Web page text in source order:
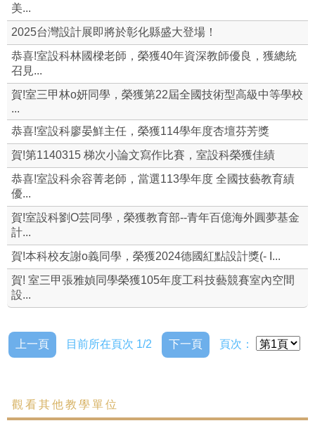
美...
2025台灣設計展即將於彰化縣盛大登場！
恭喜!室設科林國樑老師，榮獲40年資深教師優良，獲總統
召見...
賀!室三甲林o妍同學，榮獲第22屆全國技術型高級中等學校
...
恭喜!室設科廖晏鮮主任，榮獲114學年度杏壇芬芳獎
賀!第1140315 梯次小論文寫作比賽，室設科榮獲佳績
恭喜!室設科余容菁老師，當選113學年度 全國技藝教育績
優...
賀!室設科劉O芸同學，榮獲教育部--青年百億海外圓夢基金
計...
賀!本科校友謝o義同學，榮獲2024德國紅點設計獎(- I...
賀! 室三甲張雅媜同學榮獲105年度工科技藝競賽室內空間
設...
上一頁 目前所在頁次 1/2 下一頁 頁次：
觀看其他教學單位